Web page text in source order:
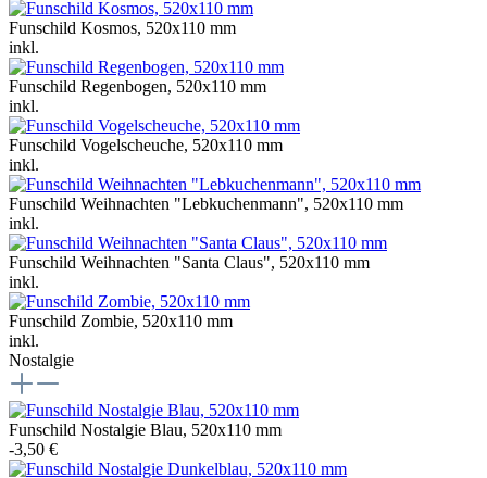
Funschild Kosmos, 520x110 mm
inkl.
Funschild Regenbogen, 520x110 mm
inkl.
Funschild Vogelscheuche, 520x110 mm
inkl.
Funschild Weihnachten "Lebkuchenmann", 520x110 mm
inkl.
Funschild Weihnachten "Santa Claus", 520x110 mm
inkl.
Funschild Zombie, 520x110 mm
inkl.
Nostalgie
Funschild Nostalgie Blau, 520x110 mm
-3,50 €